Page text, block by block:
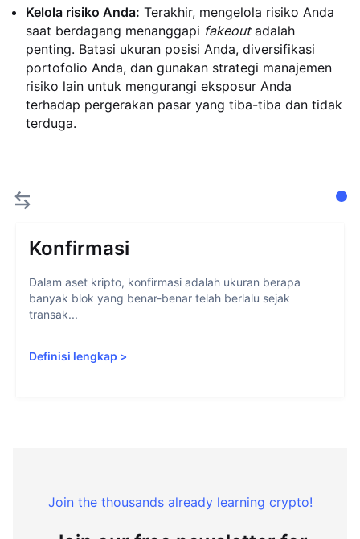
Kelola risiko Anda: Terakhir, mengelola risiko Anda
saat berdagang menanggapi fakeoutadalah
penting. Batasi ukuran posisi Anda, diversifikasi
portofolio Anda, dan gunakan strategi manajemen
risiko lain untuk mengurangi eksposur Anda
terhadap pergerakan pasar yang tiba-tiba dan tidak
terduga.
Konfirmasi
Dalam aset kripto, konfirmasi adalah ukuran berapa
banyak blok yang benar-benar telah berlalu sejak
transak...
Definisi lengkap >
Join the thousands already learning crypto!